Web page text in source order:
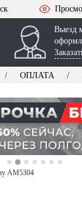
Выезд
ОПЛАТА
AM5304